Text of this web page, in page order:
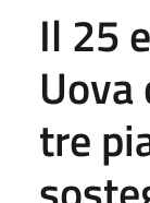
Il 25
Uova
tre